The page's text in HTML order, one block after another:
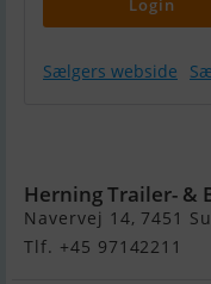
Login
Sælgers webside
Herning Trailer- &
Navervej 14, 7451
Tlf. +45 97142211